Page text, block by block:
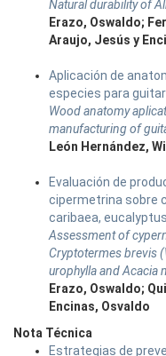
Natural durability of
Erazo, Oswaldo;
Araujo, Jesús y
Aplicación de
especies para
Wood anatomy
manufacturing of
León Hernández,
Evaluación de
cipermetrina sobre
caribaea,
Assessment of
Cryptotermes brevis
urophylla and Acacia
Erazo, Oswaldo;
Encinas, Osvaldo
Nota Técnica
Estrategias de